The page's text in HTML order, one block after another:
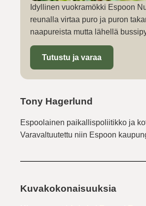
Idyllinen vuokramökki Espoon
reunalla virtaa puro ja puron
naapureista mutta lähellä
Tutustu ja varaa
Tony Hagerlund
Espoolainen paikallispoliitikko ja
Varavaltuutettu niin Espoon
Kuvakokonaisuuksia